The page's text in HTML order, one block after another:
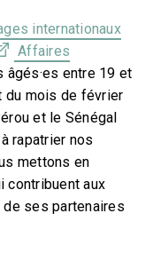
internationaux
Affaires
âgés·es entre 19 et
du mois de février
et le Sénégal
rapatrier nos
mettons en
contribuent aux
de ses partenaires